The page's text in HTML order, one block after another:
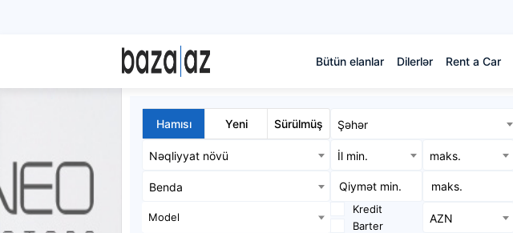
Bütün elanlar Dilerlər Rent a Car
Hamısı Yeni Sürülmüş Şəhər
Nəqliyyat növü İl min. maks.
Benda
Model
Kredit
Barter
AZN